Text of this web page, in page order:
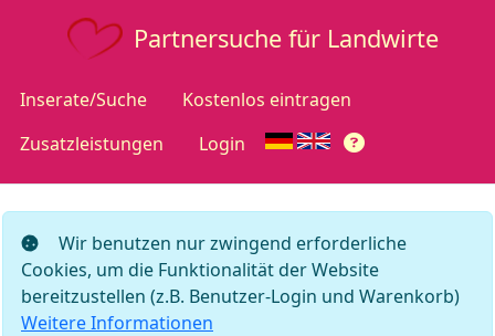
Partnersuche für Landwirte
Inserate/Suche
Kostenlos eintragen
Zusatzleistungen
Login
Wir benutzen nur zwingend erforderliche
Cookies, um die Funktionalität der Website
bereitzustellen (z.B. Benutzer-Login und Warenkorb)
Weitere Informationen